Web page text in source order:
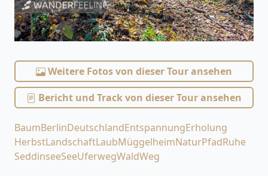
Weitere Fotos von dieser Tour ansehen
Bericht und Track von dieser Tour ansehen
BaumBerlinDeutschlandEntspannungErholung
HerbstLandschaftLaubMüggelheimNaturPfadRuhe
SeddinseeSeeUferwegWaldWeg